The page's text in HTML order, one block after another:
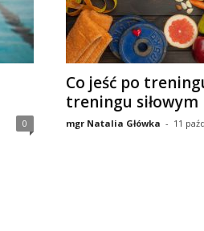
0
Co jeść po
treningu siłowym
mgr Natalia Główka - 11